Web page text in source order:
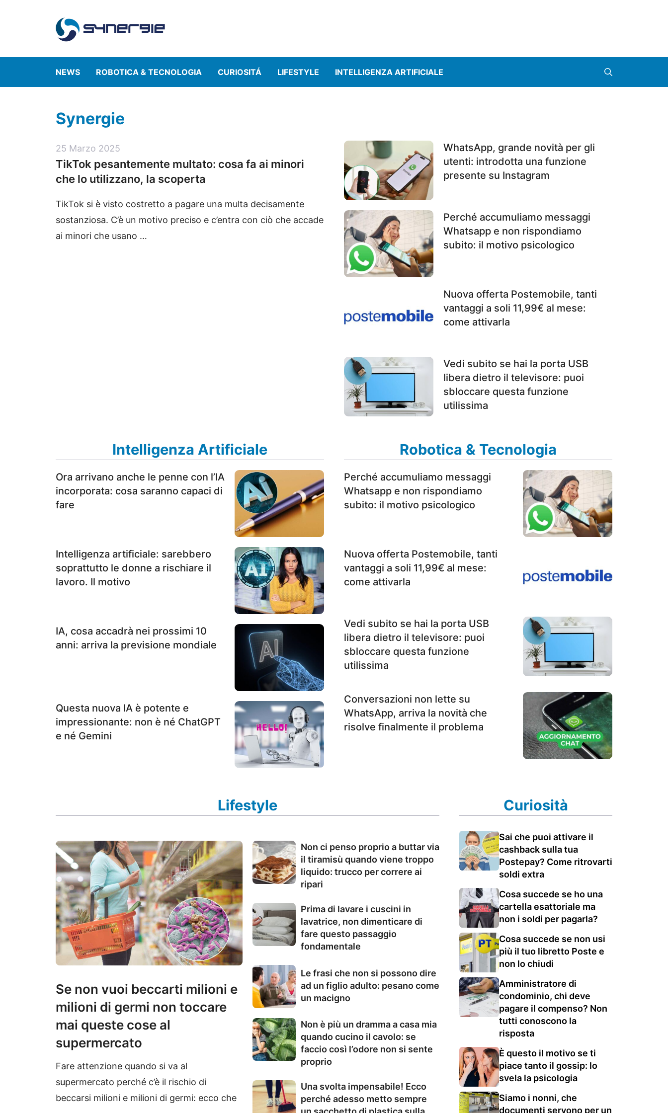
NEWS ROBOTICA & TECNOLOGIA CURIOSITÁ LIFESTYLE INTELLIGENZA ARTIFICIALE
Synergie
25 Marzo 2025
TikTok pesantemente multato: cosa fa ai minori
che lo utilizzano, la scoperta
TikTok si è visto costretto a pagare una multa decisamente
sostanziosa. C’è un motivo preciso e c’entra con ciò che accade
ai minori che usano …
WhatsApp, grande novità per gli
utenti: introdotta una funzione
presente su Instagram
Perché accumuliamo messaggi
Whatsapp e non rispondiamo
subito: il motivo psicologico
Nuova offerta Postemobile, tanti
vantaggi a soli 11,99€ al mese:
come attivarla
Vedi subito se hai la porta USB
libera dietro il televisore: puoi
sbloccare questa funzione
utilissima
Intelligenza Artificiale
Ora arrivano anche le penne con l’IA
incorporata: cosa saranno capaci di
fare
Intelligenza artificiale: sarebbero
soprattutto le donne a rischiare il
lavoro. Il motivo
IA, cosa accadrà nei prossimi 10
anni: arriva la previsione mondiale
Questa nuova IA è potente e
impressionante: non è né ChatGPT
e né Gemini
Robotica & Tecnologia
Perché accumuliamo messaggi
Whatsapp e non rispondiamo
subito: il motivo psicologico
Nuova offerta Postemobile, tanti
vantaggi a soli 11,99€ al mese:
come attivarla
Vedi subito se hai la porta USB
libera dietro il televisore: puoi
sbloccare questa funzione
utilissima
Conversazioni non lette su
WhatsApp, arriva la novità che
risolve finalmente il problema
Lifestyle
Se non vuoi beccarti milioni e
milioni di germi non toccare
mai queste cose al
supermercato
Fare attenzione quando si va al
supermercato perché c’è il rischio di
beccarsi milioni e milioni di germi: ecco che
Non ci penso proprio a buttar via
il tiramisù quando viene troppo
liquido: trucco per correre ai
ripari
Prima di lavare i cuscini in
lavatrice, non dimenticare di
fare questo passaggio
fondamentale
Le frasi che non si possono dire
ad un figlio adulto: pesano come
un macigno
Non è più un dramma a casa mia
quando cucino il cavolo: se
faccio così l’odore non si sente
proprio
Una svolta impensabile! Ecco
perché adesso metto sempre
Curiosità
Sai che puoi attivare il
cashback sulla tua
Postepay? Come ritrovarti
soldi extra
Cosa succede se ho una
cartella esattoriale ma
non i soldi per pagarla?
Cosa succede se non usi
più il tuo libretto Poste e
non lo chiudi
Amministratore di
condominio, chi deve
pagare il compenso? Non
tutti conoscono la
risposta
È questo il motivo se ti
piace tanto il gossip: lo
svela la psicologia
Siamo i nonni, che
documenti servono per un